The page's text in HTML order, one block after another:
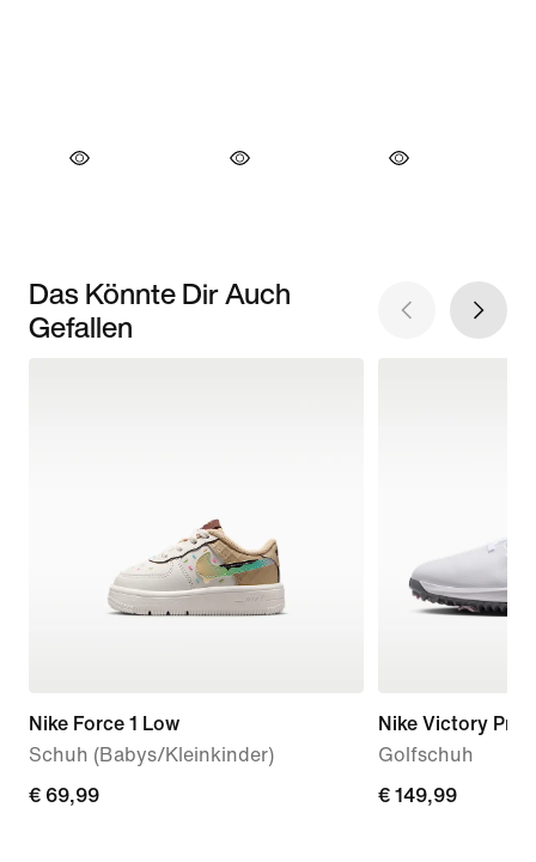
Das Könnte Dir Auch
Gefallen
Nike Force 1 Low
Schuh (Babys/Kleinkinder)
€ 69,99
€ 69,99
Nike Victory Pro
Golfschuh
€ 149,99
€ 149,99